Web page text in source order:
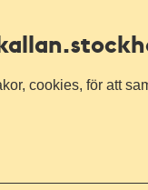
cookies, för att